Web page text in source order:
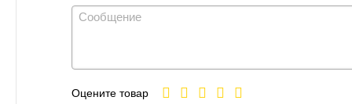
Оцените товар